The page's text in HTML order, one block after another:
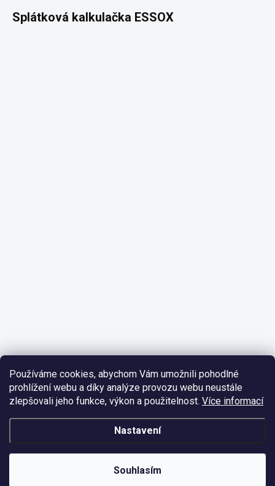
Používáme cookies, abychom Vám umožnili pohodlné
prohlížení webu a díky analýze provozu webu neustále
zlepšovali jeho funkce, výkon a použitelnost. Více informací
Nastavení
Souhlasím
Splátková kalkulačka ESSOX